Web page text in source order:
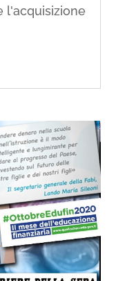
l'acquisizione